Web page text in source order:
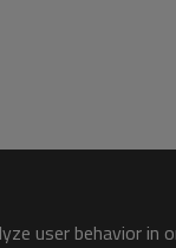
user behavior